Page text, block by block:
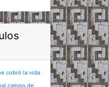
cobró la vida
campo de